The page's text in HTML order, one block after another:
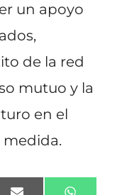
un apoyo
de la red
mutuo y la
en el